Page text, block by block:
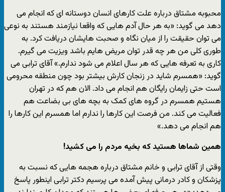
محبوبه مشتاق درباره علت کارهای انسان دوستانه ای که انجام می
دهد می گوید: «به هر حال آدم هایی که واقعا نیازمند هستند به نوعی
می توان حقیقت را از میان نگاه و صحبت هایشان دریافت کرد. به
طوری کلی من هر چه قدر توان مریض هایم باشد ویزیت می گیرم.
کاری به تعرفه هایی که هر سال اعلام می شود ندارم.» آقای ترابی می
گوید: «همسرم شاید در زنجان کارش بیشتر بود چون منطقه محرومی
است حتی زایمان رایگان هم انجام می داد. الان هم که در تهران
هستیم همسرم در گروه های کمک به بچه های بی بضاعت هم
فعالیت می کند. من فرصت این کارها را ندارم اما همسرم این کارها را
هم انجام می دهد.»
همین شماها هستید که بخیه مردم را می کشید!
وقتی از آقای ترابی و خانم مشتاق درباره هجمه هایی که نسبت به
پزشکان و کادر درمانی پیش آمده می پرسیم دکتر ترابی اینطور پاسخ